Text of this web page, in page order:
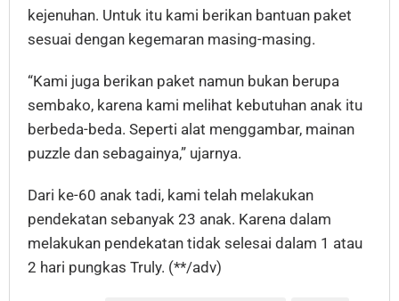
kejenuhan. Untuk itu kami berikan bantuan paket
sesuai dengan kegemaran masing-masing.
“Kami juga berikan paket namun bukan berupa
sembako, karena kami melihat kebutuhan anak itu
berbeda-beda. Seperti alat menggambar, mainan
puzzle dan sebagainya,” ujarnya.
Dari ke-60 anak tadi, kami telah melakukan
pendekatan sebanyak 23 anak. Karena dalam
melakukan pendekatan tidak selesai dalam 1 atau
2 hari pungkas Truly. (**/adv)